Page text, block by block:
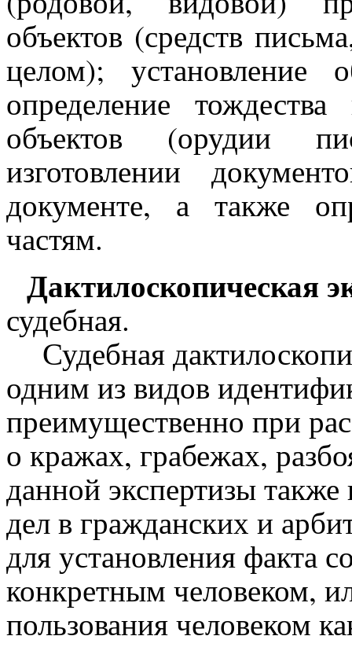
объектов (средств
целом); установление
определение
объектов (орудии
изготовлении
документе, а также
частям.
Дактилоскопическая
судебная.
Судебная
одним из видов
преимущественно при
о кражах, грабежах,
данной экспертизы
дел в гражданских и
для установления факта
конкретным человеком,
пользования человеком